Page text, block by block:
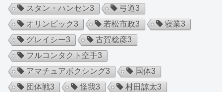
スタン・ハンセン3 弓道3
オリンピック3 若松市政3 寝業3
グレイシー3 古賀稔彦3
フルコンタクト空手3
アマチュアボクシング3 国体3
団体戦3 怪我3 村田諒太3